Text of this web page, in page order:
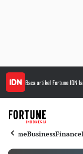
Baca artikel Fortune IDN
HomeBusinessFinance